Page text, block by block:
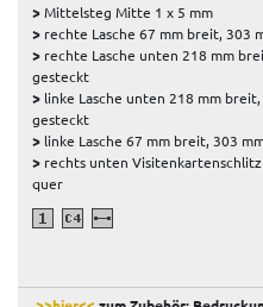
>Mittelsteg Mitte 1 x 5 mm
> rechte Lasche 67 mm breit, 303
> rechte Lasche unten 218 mm
gesteckt
> linke Lasche unten 218 mm
gesteckt
> linke Lasche 67 mm breit, 303
> rechts unten
quer